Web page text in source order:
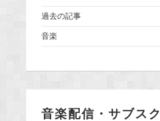
過去の記事
音楽
音楽配信・サブスク